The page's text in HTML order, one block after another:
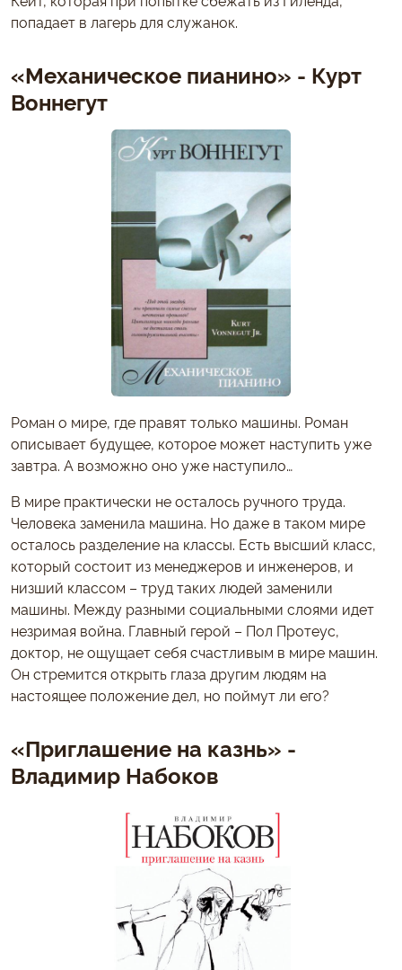
попадает в лагерь для служанок.
«Механическое пианино» - Курт
Воннегут
Роман о мире, где правят только машины. Роман
описывает будущее, которое может наступить уже
завтра. А возможно оно уже наступило…
В мире практически не осталось ручного труда.
Человека заменила машина. Но даже в таком мире
осталось разделение на классы. Есть высший класс,
который состоит из менеджеров и инженеров, и
низший классом – труд таких людей заменили
машины. Между разными социальными слоями идет
незримая война. Главный герой – Пол Протеус,
доктор, не ощущает себя счастливым в мире машин.
Он стремится открыть глаза другим людям на
настоящее положение дел, но поймут ли его?
«Приглашение на казнь» -
Владимир Набоков